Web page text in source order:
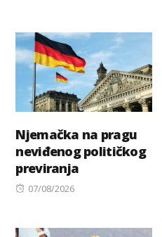
Njemačka na pragu
neviđenog političkog
previranja
Posted
07/08/2026